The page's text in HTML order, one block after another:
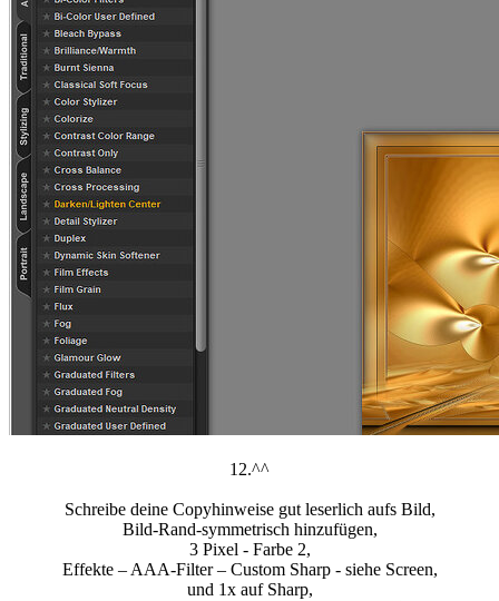
12.^^
Schreibe deine Copyhinweise gut leserlich aufs Bild,
Bild-Rand-symmetrisch hinzufügen,
3 Pixel - Farbe 2,
Effekte – AAA-Filter – Custom Sharp - siehe Screen,
und 1x auf Sharp,